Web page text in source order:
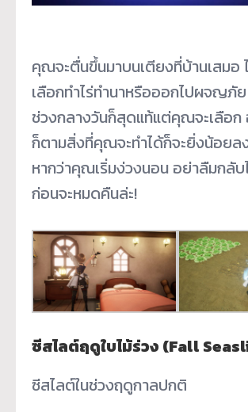
คุณจะตื่นขึ้นมาบนเตียงที่บ้านเสมอ
เลือกทำไร่ทำนาหรือออกไปผจญภั
ช่วงกลางวันก็สุดแท้แต่คุณจะเลือก
ก็ตามสิ่งที่คุณจะทำได้ก็จะยิ่งน้อยล
หากว่าคุณเริ่มง่วงนอน อย่าลืมกลั
ก่อนจะหมดคืนล่ะ!
ซีสไลต์ฤดูใบไม้ร่วง (Fall
ซีสไลต์ในช่วงฤดูกาลปกติ